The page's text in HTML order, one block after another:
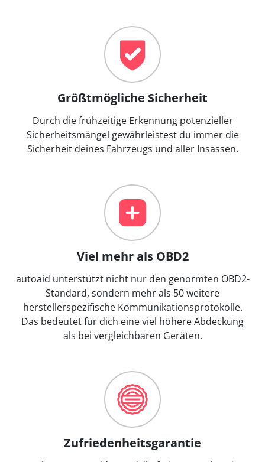
Größtmögliche Sicherheit
Durch die frühzeitige Erkennung potenzieller
Sicherheitsmängel gewährleistest du immer die
Sicherheit deines Fahrzeugs und aller Insassen.
Viel mehr als OBD2
autoaid unterstützt nicht nur den genormten OBD2-
Standard, sondern mehr als 50 weitere
herstellerspezifische Kommunikationsprotokolle.
Das bedeutet für dich eine viel höhere Abdeckung
als bei vergleichbaren Geräten.
Zufriedenheitsgarantie